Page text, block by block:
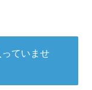
ていませ